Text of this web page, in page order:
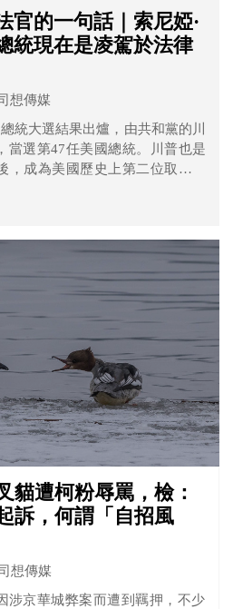
官的一句話｜索尼婭·
統現在是凌駕於法律
想傳媒
統大選結果出爐，由共和黨的川
當選第47任美國總統。川普也是
，成為美國歷史上第二位取得兩
貓遭柯粉辱罵，檢：
訴，何謂「自招風
想傳媒
涉京華城弊案而遭到羈押，不少